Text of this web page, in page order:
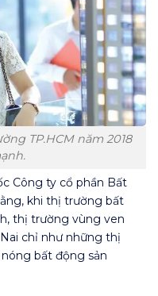
TP.HCM năm 2018
Công ty cổ phần Bất
khi thị trường bất
thị trường vùng ven
chỉ như những thị
bất động sản